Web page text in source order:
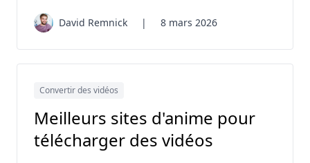
David Remnick | 8 mars 2026
Convertir des vidéos
Meilleurs sites d'anime pour
télécharger des vidéos